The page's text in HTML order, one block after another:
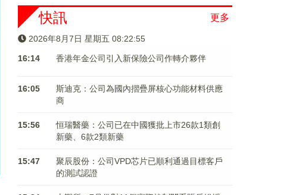
更多
快訊
2026年8月7日 星期五 08:22:56
16:14 香港年金公司引入新保險公司作轉介夥伴
16:05
斯迪克：公司為國內摺疊屏核心功能材料供應
商
15:56
恒瑞醫藥：公司已在中國獲批上市26款1類創
新藥、6款2類新藥
15:47
聚辰股份：公司VPD芯片已順利通過目標客戶
的測試認證